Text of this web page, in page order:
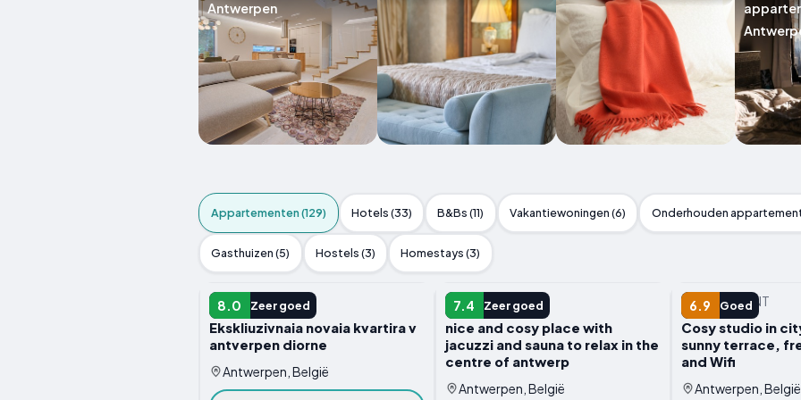
Antwerpen
Appartementen (129) Hotels (33) B&Bs (11) Vakantiewoningen (6) Onderhouden
Gasthuizen (5) Hostels (3) Homestays (3)
8.0 Zeer goed
APPARTEMENT
Ekskliuzivnaia novaia kvartira v
antverpen diorne
Antwerpen, België
7.4 Zeer goed
APPARTEMENT
nice and cosy place with
jacuzzi and sauna to relax in the
centre of antwerp
Antwerpen, België
6.9 Goed
APPARTEMENT
Cosy studio in
sunny terrace,
and Wifi
Antwerpen, België